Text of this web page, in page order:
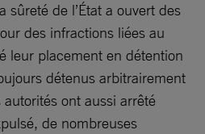
sûreté de l’État a ouvert des
des infractions liées au
leur placement en détention
détenus arbitrairement
autorités ont aussi arrêté
de nombreuses